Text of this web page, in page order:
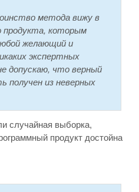
метода вижу в
продукта, которым
желающий и
экспертных
допускаю, что верный
из неверных
случайная выборка,
продукт достойна